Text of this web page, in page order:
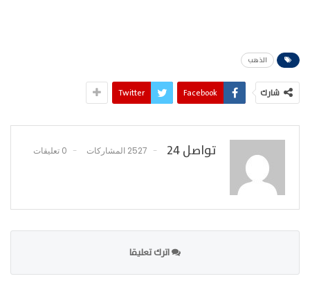
الذهب
شارك Facebook
Twitter
تواصل 24 2527 المشاركات 0 تعليقات
اترك تعليقا